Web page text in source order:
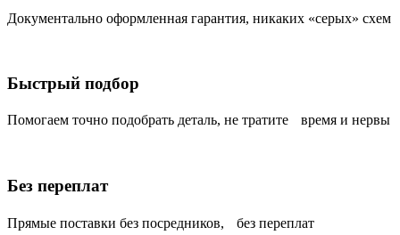
Документально оформленная гарантия, никаких «серых» схем
Быстрый подбор
Помогаем точно подобрать деталь, не тратите время и нервы
Без переплат
Прямые поставки без посредников, без переплат